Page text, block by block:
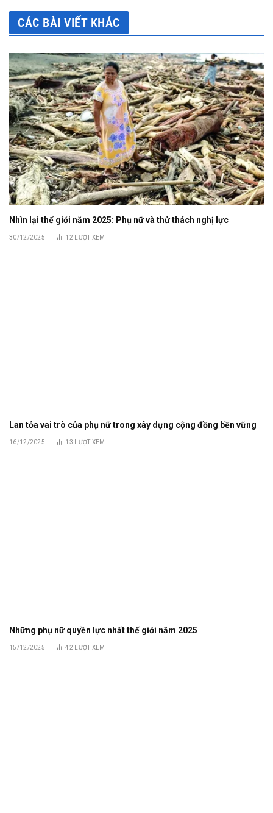
CÁC BÀI VIẾT KHÁC
Nhìn lại thế giới năm 2025: Phụ nữ và thử thách nghị lực
30/12/2025 12 LƯỢT XEM
Lan tỏa vai trò của phụ nữ trong xây dựng cộng đồng bền vững
16/12/2025 13 LƯỢT XEM
Những phụ nữ quyền lực nhất thế giới năm 2025
15/12/2025 42 LƯỢT XEM